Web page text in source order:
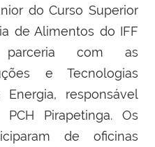
do Curso Superior
de Alimentos do IFF
com as
e Tecnologias
responsável
Pirapetinga. Os
de oficinas